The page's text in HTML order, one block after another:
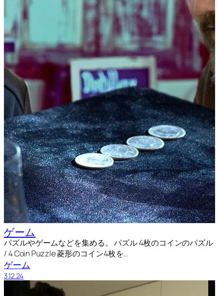
ゲーム
パズルやゲームなどを集める。 パズル 4枚のコインのパズル
/ 4 Coin Puzzle 菱形のコイン4枚を…
ゲーム
3.12.24